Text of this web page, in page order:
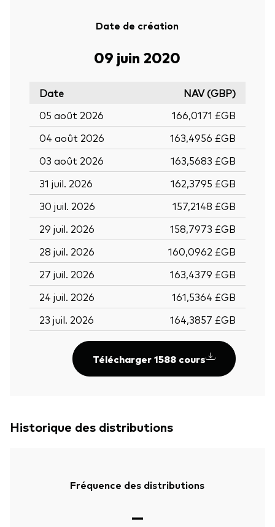
Date de création
09 juin 2020
Date
NAV (GBP)
05 août 2026
166,0171 £GB
04 août 2026
163,4956 £GB
03 août 2026
163,5683 £GB
31 juil. 2026
162,3795 £GB
30 juil. 2026
157,2148 £GB
29 juil. 2026
158,7973 £GB
28 juil. 2026
160,0962 £GB
27 juil. 2026
163,4379 £GB
24 juil. 2026
161,5364 £GB
23 juil. 2026
164,3857 £GB
Télécharger 1588 cours
Historique des distributions
Fréquence des distributions
—